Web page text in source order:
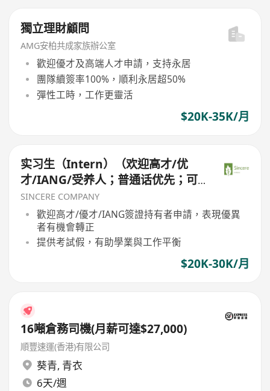
獨立理財顧問
AMG安柏共成家族辦公室
歡迎優才及高端人才申請，支持永居
團隊續簽率100%，順利永居超50%
彈性工時，工作更靈活
$20K-35K/月
实习生（Intern）（欢迎高才/优
才/IANG/受养人；普通话优先；可
转正/续签）
SINCERE COMPANY
歡迎高才/優才/IANG簽證持有者申請，表現優異
者有機會轉正
提供考試假，有助學業與工作平衡
$20K-30K/月
16噸倉務司機(月薪可達$27,000)
順豐速運(香港)有限公司
葵青, 青衣
6天/週